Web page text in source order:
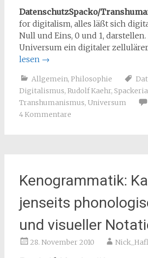
DatenschutzSpacko/
for digitalism, alles läßt sich
Null und Eins, 0 und 1, darstellen.
Universum ein digitaler
lesen →
Allgemein, Philosophie
Digitalismus, Rudolf Kaehr, Spackeria
Transhumanismus, Universum
4 Kommentare
Kenogrammatik:
jenseits
und visueller
28. November 2010